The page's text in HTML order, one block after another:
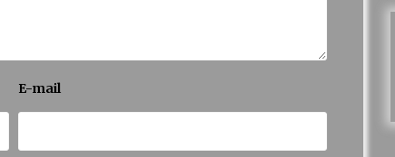
E-mail